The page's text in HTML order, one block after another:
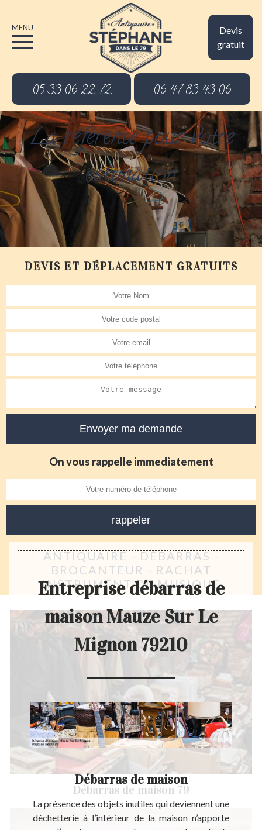
Devis
gratuit
MENU
05 33 06 22 72 06 47 83 43 06
La référence pour votre
estimation
DEVIS ET DÉPLACEMENT GRATUITS
On vous rappelle immediatement
ANTIQUAIRE - DÉBARRAS -
BROCANTEUR - RACHAT
INSTRUMENT DE MUSIQUE
Débarras de maison 79
Entreprise débarras de
maison Mauze Sur Le
Mignon 79210
la
votre
Débarras de maison
La présence des objets inutiles qui deviennent une
déchetterie à l’intérieur de la maison n’apporte